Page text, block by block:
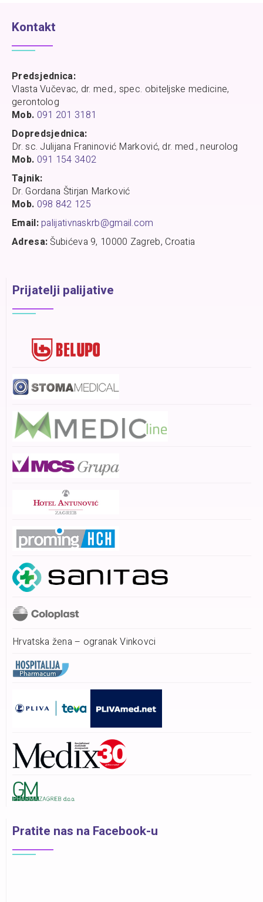
Kontakt
Predsjednica:
Vlasta Vučevac, dr. med., spec. obiteljske medicine,
gerontolog
Mob. 091 201 3181
Dopredsjednica:
Dr. sc. Julijana Franinović Marković, dr. med., neurolog
Mob. 091 154 3402
Tajnik:
Dr. Gordana Štirjan Marković
Mob. 098 842 125
Email:palijativnaskrb@gmail.com
Adresa:Šubićeva 9, 10000 Zagreb, Croatia
Prijatelji palijative
Hrvatska žena – ogranak Vinkovci
Pratite nas na Facebook-u